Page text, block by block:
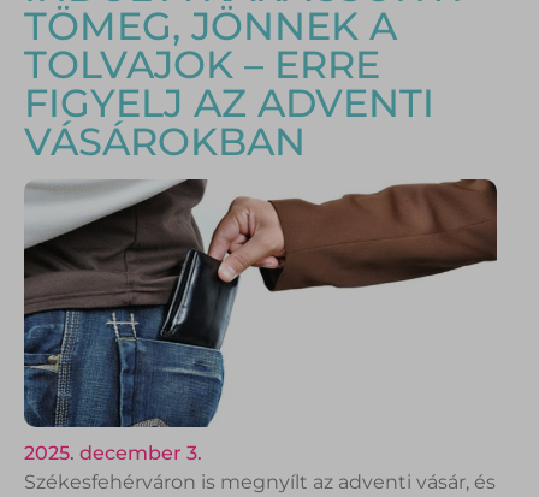
TÖMEG, JÖNNEK A
TOLVAJOK – ERRE
FIGYELJ AZ ADVENTI
VÁSÁROKBAN
2025. december 3.
Székesfehérváron is megnyílt az adventi vásár, és